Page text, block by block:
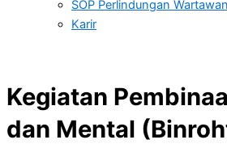
SOP Perlindungan Wartawan
Karir
Kegiatan
dan Mental